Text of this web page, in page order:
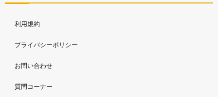
利用規約
プライバシーポリシー
お問い合わせ
質問コーナー